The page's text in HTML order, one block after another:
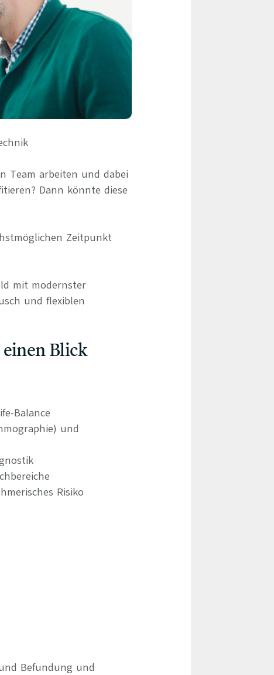
& Herangehensweise
Services
Antworten
Erfolgsbasierte Personalvermittlung
Mandatierte Personalvermittlung
Sanovetis Care+
Team arbeiten und dabei
Dann könnte diese
Zeitpunkt
mit modernster
und flexiblen
einen Blick
Balance
und
Risiko
Befundung und